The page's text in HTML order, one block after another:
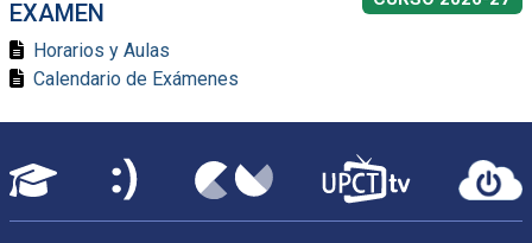
EXAMEN
Horarios y Aulas
Calendario de Exámenes